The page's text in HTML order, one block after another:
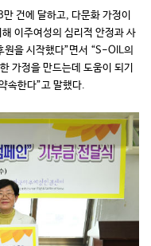
건에 달하고, 다문화 가정이
이주여성의 심리적 안정과 사
원을 시작했다”면서 “S-OIL의
가정을 만드는데 도움이 되기
속한다”고 말했다.